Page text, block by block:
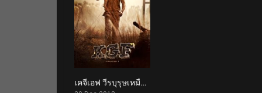
8.2
เคจีเอฟ วีรบุรุษเหมืองทองโกลาร์ K.G.F: Chapter 1 (2018)